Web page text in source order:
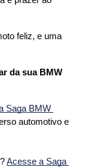
feliz, e uma
da sua BMW
Saga BMW
automotivo e
Acesse a Saga